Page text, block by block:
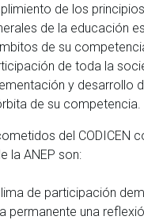
de los
de la educación
de su
de toda la
y desarrollo
de su competencia.
del CODICEN
la ANEP son:
de participación
permanente una